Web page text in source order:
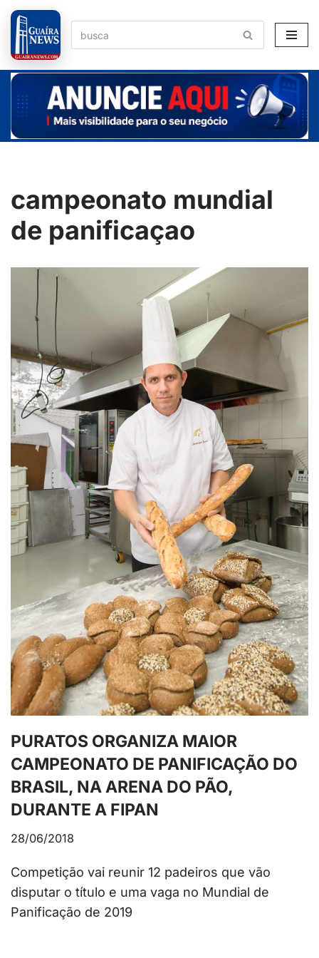
Pular
para
o
conteúdo
campeonato mundial
de panificaçao
PURATOS ORGANIZA MAIOR
CAMPEONATO DE PANIFICAÇÃO DO
BRASIL, NA ARENA DO PÃO,
DURANTE A FIPAN
28/06/2018
Competição vai reunir 12 padeiros que vão
disputar o título e uma vaga no Mundial de
Panificação de 2019